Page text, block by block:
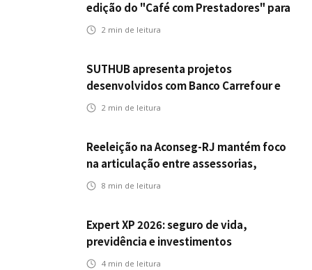
edição do "Café com Prestadores" para
fortalecer parceria e aprimorar
2 min de leitura
SUTHUB apresenta projetos
desenvolvidos com Banco Carrefour e
A.PET no Congresso Latino-Americano
2 min de leitura
Reeleição na Aconseg-RJ mantém foco
na articulação entre assessorias,
corretores e seguradoras
8 min de leitura
Expert XP 2026: seguro de vida,
previdência e investimentos
estabelecem uma nova agenda para a
4 min de leitura